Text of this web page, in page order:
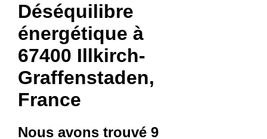
Déséquilibre
énergétique à
67400 Illkirch-
Graffenstaden,
France
Nous avons trouvé 9